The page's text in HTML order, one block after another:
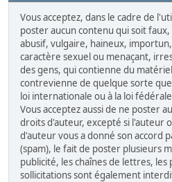
Vous acceptez, dans le cadre de
poster aucun contenu qui soit
abusif, vulgaire, haineux,
caractère sexuel ou menaçant,
des gens, qui contienne du
contrevienne de quelque sorte
loi internationale ou à la loi
Vous acceptez aussi de ne poster
droits d'auteur, excepté si l'auteur
d'auteur vous a donné son accord
(spam), le fait de poster plusieurs
publicité, les chaînes de lettres, les
sollicitations sont également